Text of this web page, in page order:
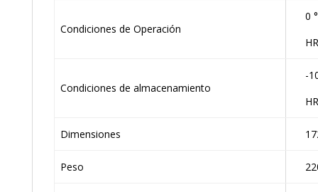
Condiciones de Operación
0
Condiciones de almacenamiento
-
Dimensiones
Peso